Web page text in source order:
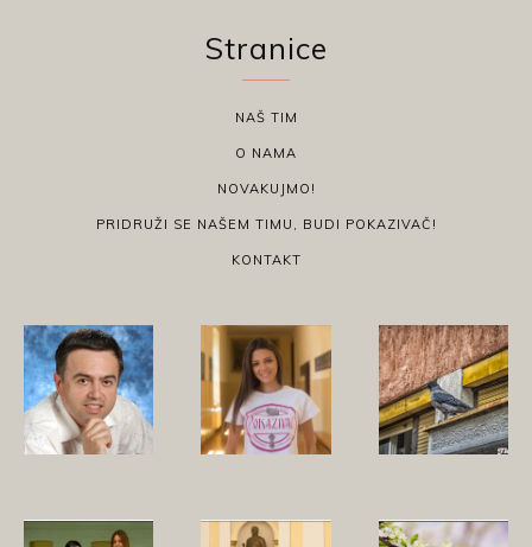
Stranice
NAŠ TIM
O NAMA
NOVAKUJMO!
PRIDRUŽI SE NAŠEM TIMU, BUDI POKAZIVAČ!
KONTAKT